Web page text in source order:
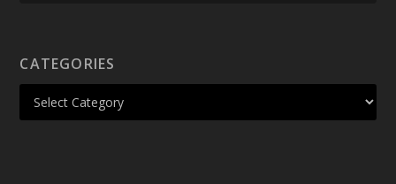
CATEGORIES